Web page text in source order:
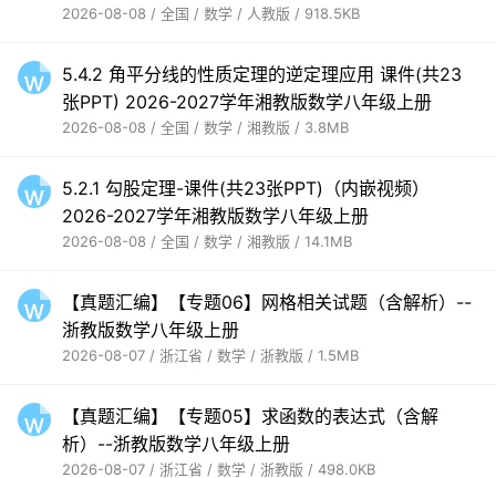
2026-08-08 / 全国 / 数学 / 人教版 / 918.5KB
5.4.2 角平分线的性质定理的逆定理应用 课件(共23
张PPT) 2026-2027学年湘教版数学八年级上册
2026-08-08 / 全国 / 数学 / 湘教版 / 3.8MB
5.2.1 勾股定理-课件(共23张PPT)（内嵌视频）
2026-2027学年湘教版数学八年级上册
2026-08-08 / 全国 / 数学 / 湘教版 / 14.1MB
【真题汇编】【专题06】网格相关试题（含解析）--
浙教版数学八年级上册
2026-08-07 / 浙江省 / 数学 / 浙教版 / 1.5MB
【真题汇编】【专题05】求函数的表达式（含解
析）--浙教版数学八年级上册
2026-08-07 / 浙江省 / 数学 / 浙教版 / 498.0KB